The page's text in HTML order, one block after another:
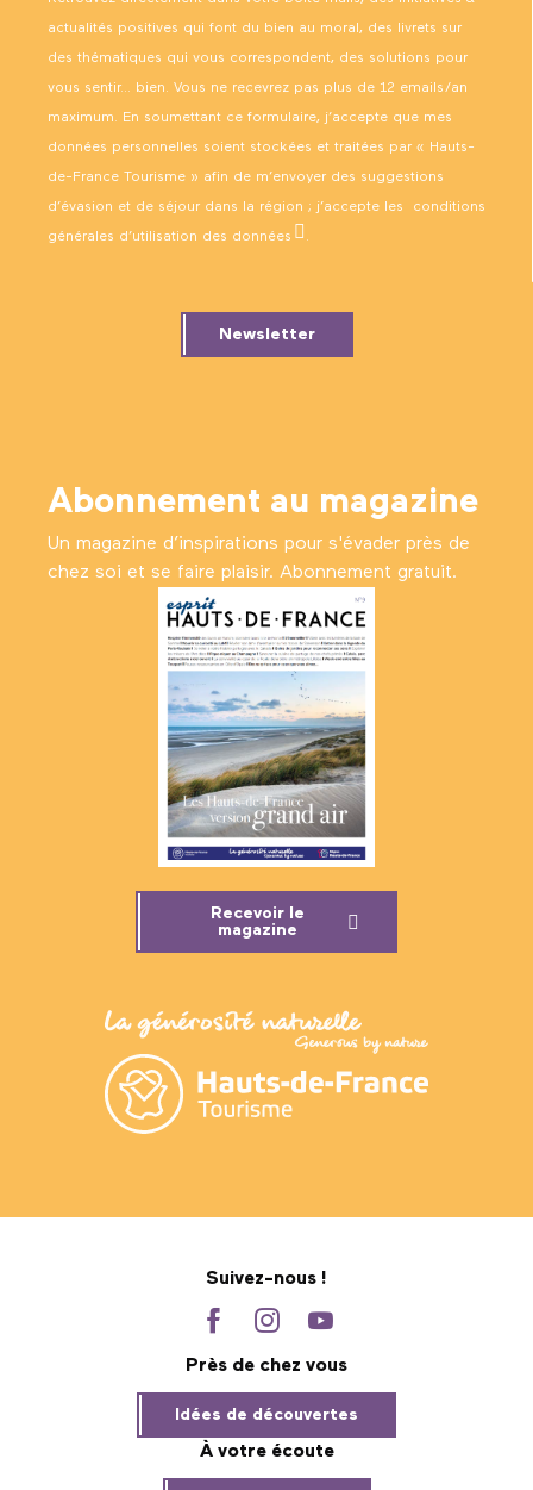
actualités positives qui font du bien au moral, des livrets sur
des thématiques qui vous correspondent, des solutions pour
vous sentir… bien. Vous ne recevrez pas plus de 12 emails/an
maximum. En soumettant ce formulaire, j’accepte que mes
données personnelles soient stockées et traitées par « Hauts-
de-France Tourisme » afin de m’envoyer des suggestions
d’évasion et de séjour dans la région ; j’accepte les conditions
générales d’utilisation des données .
Newsletter
Abonnement au magazine
Un magazine d’inspirations pour s'évader près de
chez soi et se faire plaisir. Abonnement gratuit.
Recevoir le
magazine
Suivez-nous !
Près de chez vous
Idées de découvertes
À votre écoute